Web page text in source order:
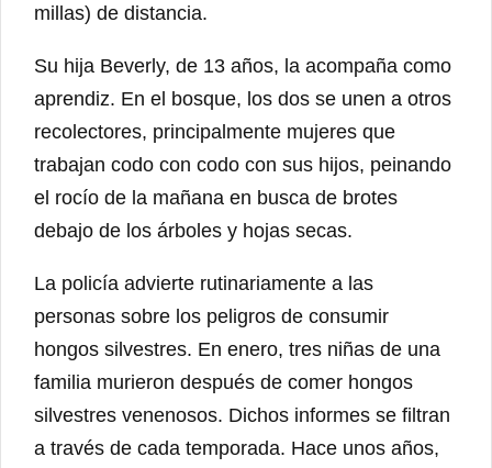
millas) de distancia.
Su hija Beverly, de 13 años, la acompaña como
aprendiz. En el bosque, los dos se unen a otros
recolectores, principalmente mujeres que
trabajan codo con codo con sus hijos, peinando
el rocío de la mañana en busca de brotes
debajo de los árboles y hojas secas.
La policía advierte rutinariamente a las
personas sobre los peligros de consumir
hongos silvestres. En enero, tres niñas de una
familia murieron después de comer hongos
silvestres venenosos. Dichos informes se filtran
a través de cada temporada. Hace unos años,